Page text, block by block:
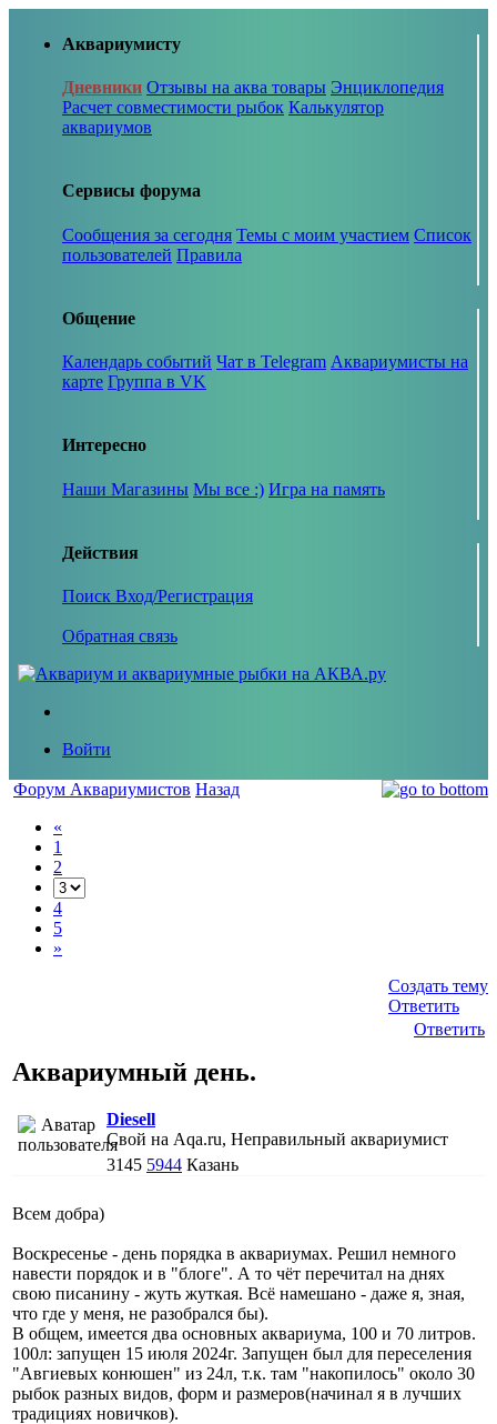
Аквариумисту
Дневники Отзывы на аква товары Энциклопедия
Расчет совместимости рыбок Калькулятор
аквариумов
Сервисы форума
Сообщения за сегодня Темы с моим участием Список
пользователей Правила
Общение
Календарь событий Чат в Telegram Аквариумисты на
карте Группа в VK
Интересно
Наши Магазины Мы все :) Игра на память
Действия
Поиск Вход/Регистрация
Обратная связь
Войти
Форум Аквариумистов Назад
«
1
2
4
5
»
Создать тему
Ответить
Ответить
Аквариумный день.
Diesell
Свой на Aqa.ru, Неправильный аквариумист
3145 5944 Казань
Всем добра)
Воскресенье - день порядка в аквариумах. Решил немного
навести порядок и в "блоге". А то чёт перечитал на днях
свою писанину - жуть жуткая. Всё намешано - даже я, зная,
что где у меня, не разобрался бы).
В общем, имеется два основных аквариума, 100 и 70 литров.
100л: запущен 15 июля 2024г. Запущен был для переселения
"Авгиевых конюшен" из 24л, т.к. там "накопилось" около 30
рыбок разных видов, форм и размеров(начинал я в лучших
традициях новичков).